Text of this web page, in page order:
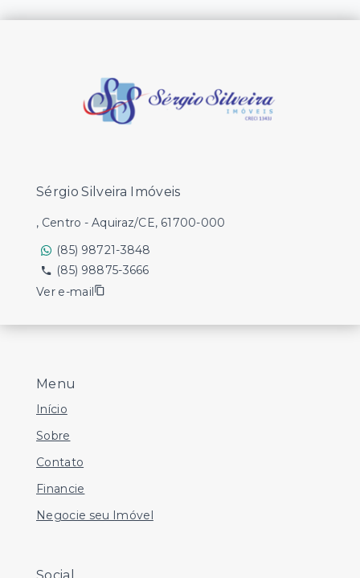
Menu
Início
Sobre
Contato
Financie
Negocie seu Imóvel
Sérgio Silveira Imóveis
, Centro - Aquiraz/CE, 61700-000
(85) 98721-3848
(85) 98875-3666
Ver e-mail